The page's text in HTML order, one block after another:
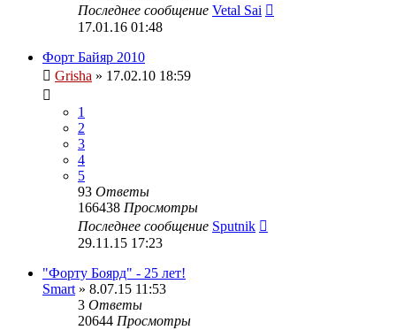
Последнее сообщение Vetal Sai
17.01.16 01:48
Форт Байяр 2010
Grisha » 17.02.10 18:59
1
2
3
4
5
93 Ответы
166438 Просмотры
Последнее сообщение Sputnik
29.11.15 17:23
"Форту Боярд" - 25 лет!
Smart » 8.07.15 11:53
3 Ответы
20644 Просмотры